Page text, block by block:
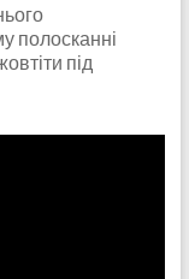
полосканні
під